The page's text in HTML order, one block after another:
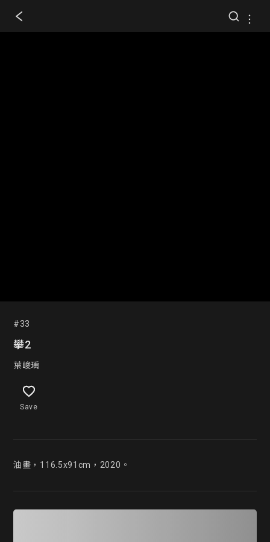
#33
攀2
葉峻瑀
Save
油畫，116.5x91cm，2020。